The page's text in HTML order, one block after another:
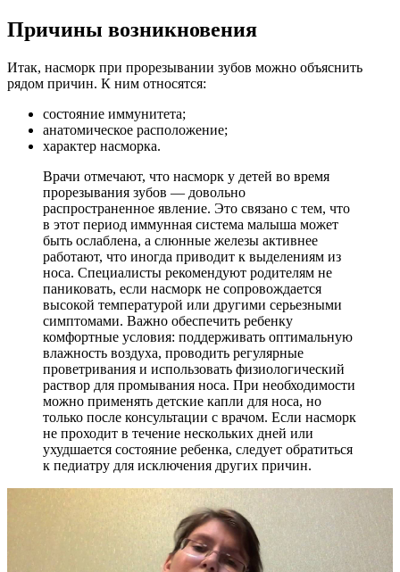
Причины возникновения
Итак, насморк при прорезывании зубов можно объяснить
рядом причин. К ним относятся:
состояние иммунитета;
анатомическое расположение;
характер насморка.
Врачи отмечают, что насморк у детей во время
прорезывания зубов — довольно
распространенное явление. Это связано с тем, что
в этот период иммунная система малыша может
быть ослаблена, а слюнные железы активнее
работают, что иногда приводит к выделениям из
носа. Специалисты рекомендуют родителям не
паниковать, если насморк не сопровождается
высокой температурой или другими серьезными
симптомами. Важно обеспечить ребенку
комфортные условия: поддерживать оптимальную
влажность воздуха, проводить регулярные
проветривания и использовать физиологический
раствор для промывания носа. При необходимости
можно применять детские капли для носа, но
только после консультации с врачом. Если насморк
не проходит в течение нескольких дней или
ухудшается состояние ребенка, следует обратиться
к педиатру для исключения других причин.